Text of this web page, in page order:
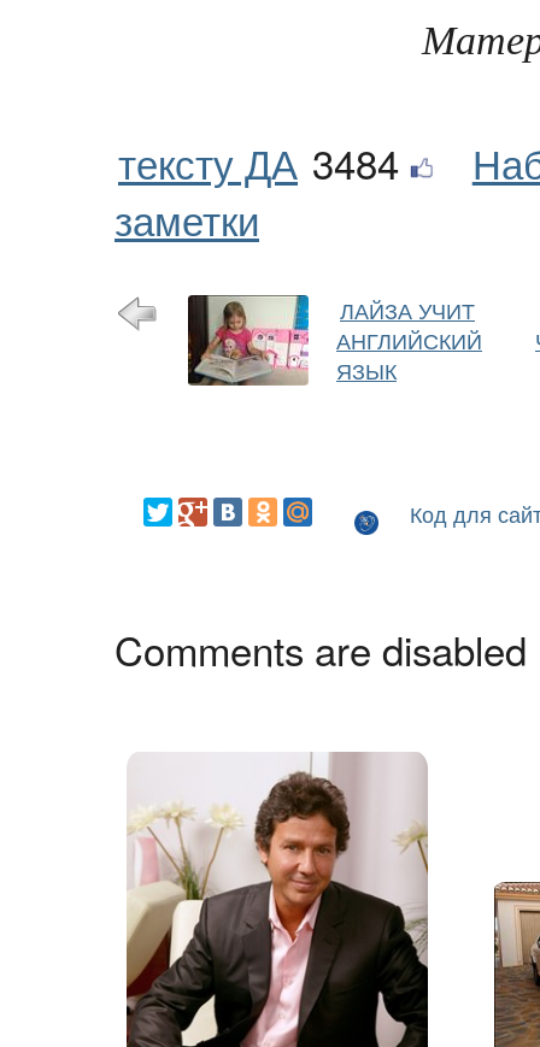
тексту ДА 3484
заметки
ЛАЙЗА УЧИТ
АНГЛИЙСКИЙ
ЯЗЫК
Код для
Comments are disabled